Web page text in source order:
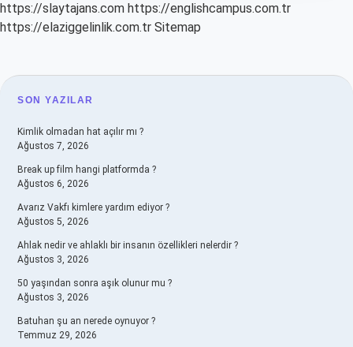
https://slaytajans.com https://englishcampus.com.tr
https://elaziggelinlik.com.tr Sitemap
SIDEBAR
SON YAZILAR
Kimlik olmadan hat açılır mı ?
Ağustos 7, 2026
Break up film hangi platformda ?
Ağustos 6, 2026
Avarız Vakfı kimlere yardım ediyor ?
Ağustos 5, 2026
Ahlak nedir ve ahlaklı bir insanın özellikleri nelerdir ?
Ağustos 3, 2026
50 yaşından sonra aşık olunur mu ?
Ağustos 3, 2026
Batuhan şu an nerede oynuyor ?
Temmuz 29, 2026